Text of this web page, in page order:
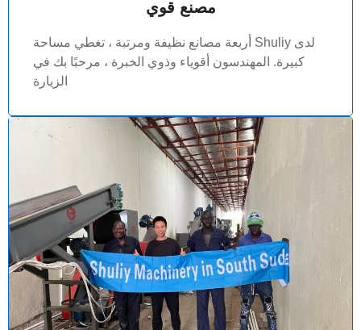
مصنع قوي
لدى Shuliy أربعة مصانع نظيفة ومرتبة ، تغطي مساحة
كبيرة. المهندسون أقوياء وذوي الخبرة ، مرحبًا بك في
الزيارة